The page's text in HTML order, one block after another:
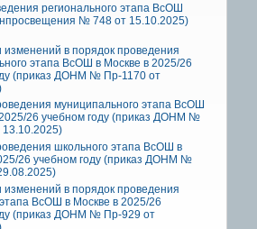
регионального этапа ВсОШ
№ 748 от 15.10.2025)
изменений в порядок проведения
этапа ВсОШ в Москве в 2025/26
(приказ ДОНМ № Пр-1170 от
муниципального этапа ВсОШ
26 учебном году (приказ ДОНМ №
13.10.2025)
школьного этапа ВсОШ в
26 учебном году (приказ ДОНМ №
изменений в порядок проведения
ВсОШ в Москве в 2025/26
(приказ ДОНМ № Пр-929 от